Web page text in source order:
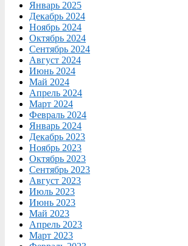
Январь 2025
Декабрь 2024
Ноябрь 2024
Октябрь 2024
Сентябрь 2024
Август 2024
Июнь 2024
Май 2024
Апрель 2024
Март 2024
Февраль 2024
Январь 2024
Декабрь 2023
Ноябрь 2023
Октябрь 2023
Сентябрь 2023
Август 2023
Июль 2023
Июнь 2023
Май 2023
Апрель 2023
Март 2023